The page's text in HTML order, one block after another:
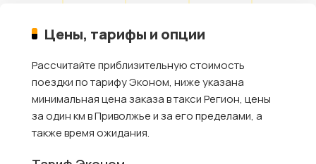
Цены, тарифы и опции
Рассчитайте приблизительную стоимость
поездки по тарифу Эконом, ниже указана
минимальная цена заказа в такси Регион, цены
за один км в Приволжье и за его пределами, а
также время ожидания.